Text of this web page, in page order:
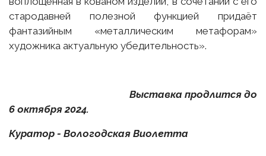
стародавней полезной функцией придаёт
фантазийным «металлическим метафорам»
художника актуальную убедительность».
Выставка продлится до
6 октября 2024.
Куратор - Вологодская Виолетта